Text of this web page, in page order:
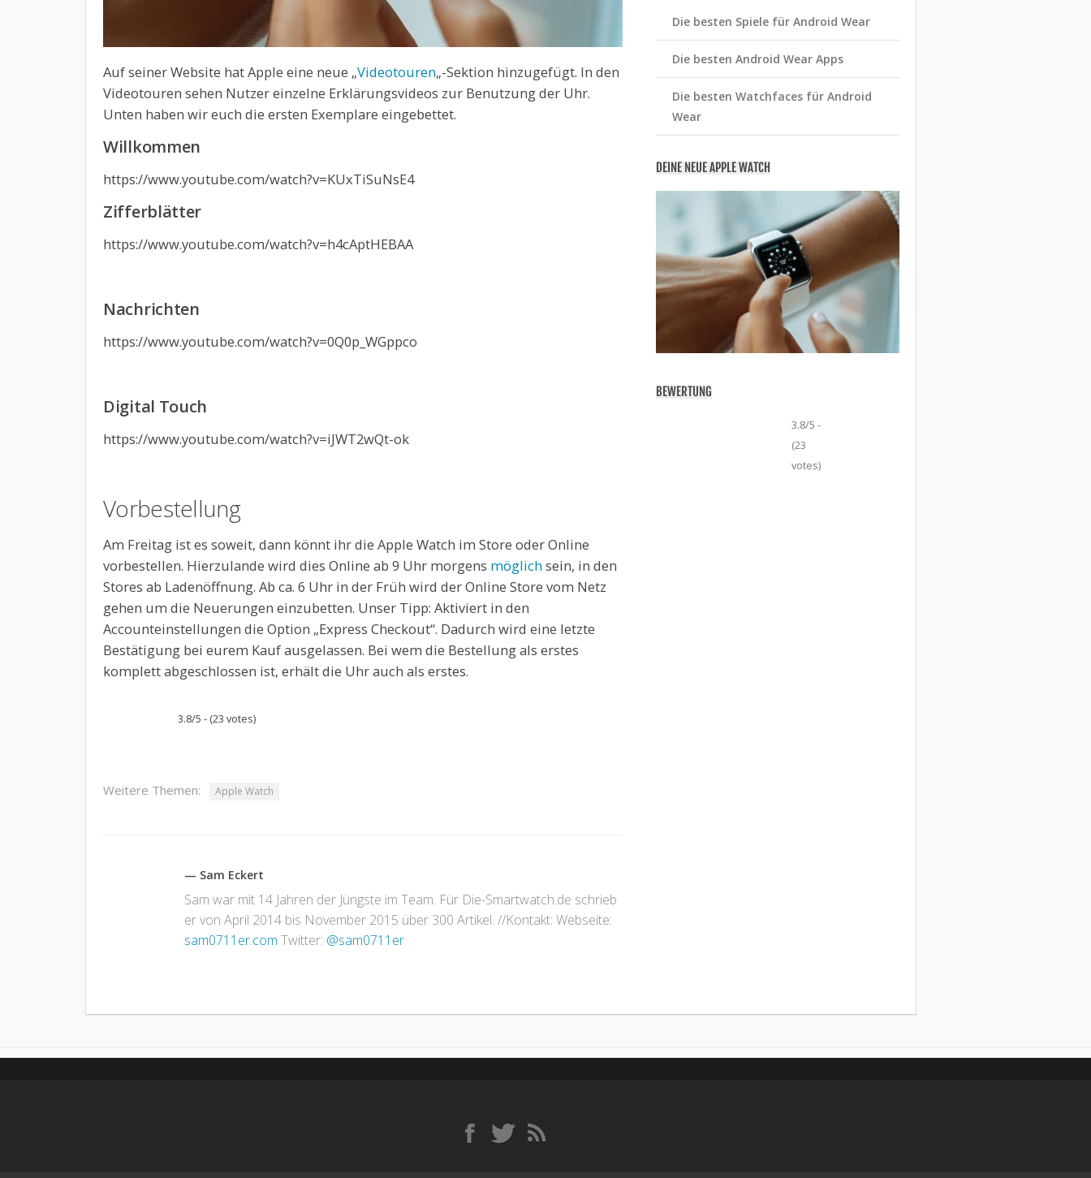
Auf seiner Website hat Apple eine neue „Videotouren„-Sektion hinzugefügt. In den
Videotouren sehen Nutzer einzelne Erklärungsvideos zur Benutzung der Uhr.
Unten haben wir euch die ersten Exemplare eingebettet.
Willkommen
https://www.youtube.com/watch?v=KUxTiSuNsE4
Zifferblätter
https://www.youtube.com/watch?v=h4cAptHEBAA
Nachrichten
https://www.youtube.com/watch?v=0Q0p_WGppco
Digital Touch
https://www.youtube.com/watch?v=iJWT2wQt-ok
Vorbestellung
Am Freitag ist es soweit, dann könnt ihr die Apple Watch im Store oder Online
vorbestellen. Hierzulande wird dies Online ab 9 Uhr morgens möglichsein, in den
Stores ab Ladenöffnung. Ab ca. 6 Uhr in der Früh wird der Online Store vom Netz
gehen um die Neuerungen einzubetten. Unser Tipp: Aktiviert in den
Accounteinstellungen die Option „Express Checkout“. Dadurch wird eine letzte
Bestätigung bei eurem Kauf ausgelassen. Bei wem die Bestellung als erstes
komplett abgeschlossen ist, erhält die Uhr auch als erstes.
3.8/5 - (23 votes)
Weitere Themen: Apple Watch
— Sam Eckert
Sam war mit 14 Jahren der Jüngste im Team. Für Die-Smartwatch.de schrieb
er von April 2014 bis November 2015 über 300 Artikel. //Kontakt: Webseite:
sam0711er.com Twitter: @sam0711er
Die besten Spiele für Android Wear
Die besten Android Wear Apps
Die besten Watchfaces für Android
Wear
DEINE NEUE APPLE WATCH
BEWERTUNG
3.8/5 -
(23
votes)